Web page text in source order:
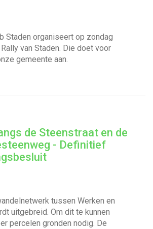
Staden organiseert op zondag
van Staden. Die doet voor
gemeente aan.
de Steenstraat en de
- Definitief
tussen Werken en
uitgebreid. Om dit te kunnen
percelen gronden nodig. De